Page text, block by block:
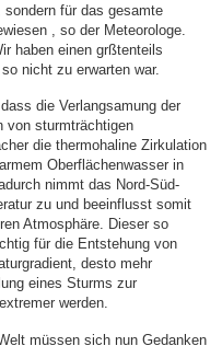
für das gesamte
, so der Meteorologe.
haben einen grßtenteils
nicht zu erwarten war.
die Verlangsamung der
von sturmträchtigen
die thermohaline Zirkulation
Oberflächenwasser in
nimmt das Nord-Süd-
zu und beeinflusst somit
Atmosphäre. Dieser so
für die Entstehung von
desto mehr
eines Sturms zur
werden.
müssen sich nun Gedanken